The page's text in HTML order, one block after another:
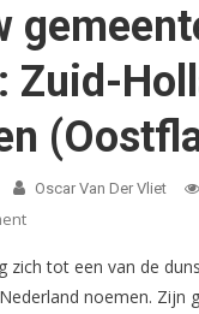
Zuid-
Oscar Van Der Vliet
On
Uw
Gemeentelijke
zich tot een van de
noemen. Zijn